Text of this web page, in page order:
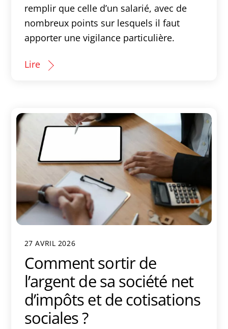
remplir que celle d’un salarié, avec de
nombreux points sur lesquels il faut
apporter une vigilance particulière.
Lire
27 AVRIL 2026
Comment sortir de
l’argent de sa société net
d’impôts et de cotisations
sociales ?